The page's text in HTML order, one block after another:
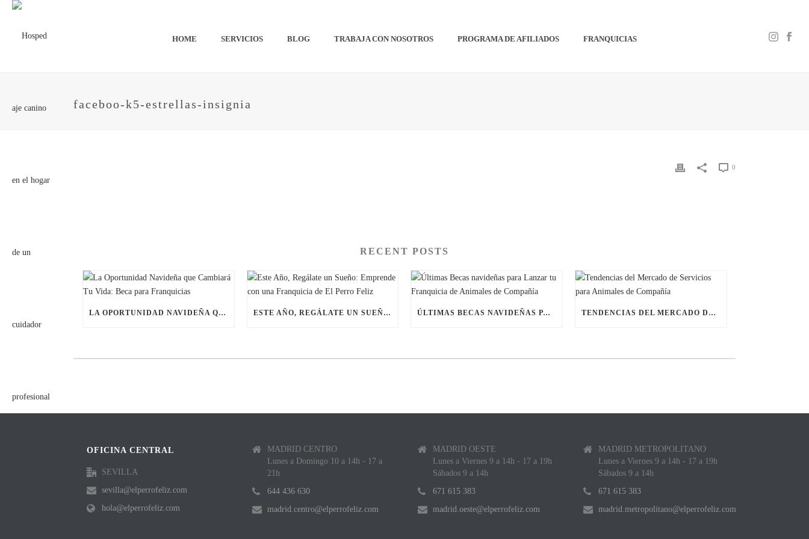
HOME SERVICIOS BLOG TRABAJA CON NOSOTROS PROGRAMA DE AFILIADOS FRANQUICIAS
faceboo-k5-estrellas-insignia
0
RECENT POSTS
LA OPORTUNIDAD NAVIDEÑA QUE CAMBIARÁ TU VIDA: BECA PARA FRANQUICIAS ESTE AÑO, REGÁLATE UN SUEÑO: EMPRENDE CON UNA FRANQUICIA DE EL PERRO FELIZ ÚLTIMAS BECAS NAVIDEÑAS PARA LANZAR TU FRANQUICIA DE ANIMALES DE COMPAÑÍA TENDENCIAS DEL MERCADO DE SERVICIOS PARA ANIMALES DE COMPAÑÍA
OFICINA CENTRAL
SEVILLA
sevilla@elperrofeliz.com
hola@elperrofeliz.com
MADRID CENTRO
Lunes a Domingo 10 a 14h - 17 a
21h
644 436 630
madrid.centro@elperrofeliz.com
MADRID OESTE
Lunes a Viernes 9 a 14h - 17 a 19h
Sábados 9 a 14h
671 615 383
madrid.oeste@elperrofeliz.com
MADRID METROPOLITANO
Lunes a Viernes 9 a 14h - 17 a 19h
Sábados 9 a 14h
671 615 383
madrid.metropolitano@elperrofeliz.com